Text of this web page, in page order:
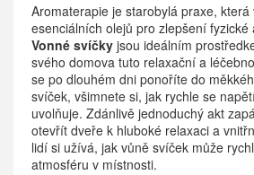
Aromaterapie je starobylá praxe,
esenciálních olejů pro zlepšení fyzické
Vonné svíčky jsou ideálním
svého domova tuto relaxační a
se po dlouhém dni ponoříte do
svíček, všimnete si, jak rychle se
uvolňuje. Zdánlivě jednoduchý akt
otevřít dveře k hluboké relaxaci a
lidí si užívá, jak vůně svíček může
atmosféru v místnosti.